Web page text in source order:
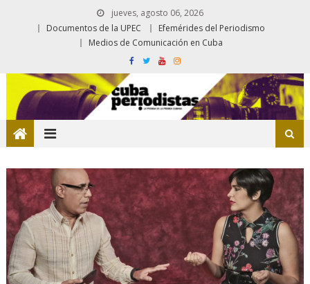
jueves, agosto 06, 2026
Documentos de la UPEC
Efemérides del Periodismo
Medios de Comunicación en Cuba